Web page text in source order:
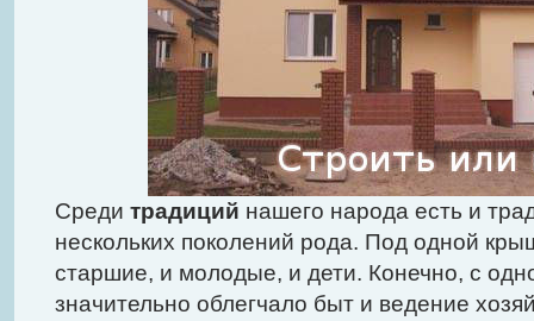
Среди традиций нашего народа есть и
нескольких поколений рода. Под одной
старшие, и молодые, и дети. Конечно, с
значительно облегчало быт и ведение